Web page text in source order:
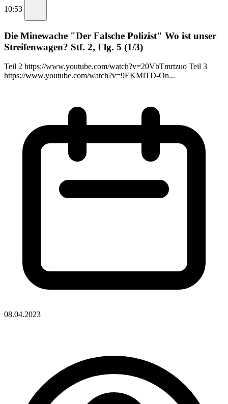
10:53
Die Minewache "Der Falsche Polizist" Wo ist unser
Streifenwagen? Stf. 2, Flg. 5 (1/3)
Teil 2 https://www.youtube.com/watch?v=20VbTmrtzuo Teil 3
https://www.youtube.com/watch?v=9EKMlTD-On...
08.04.2023